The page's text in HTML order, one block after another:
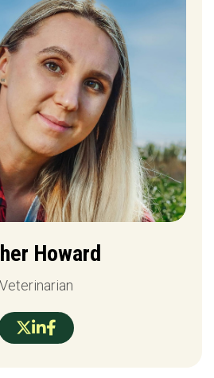
Howard
Veterinarian
